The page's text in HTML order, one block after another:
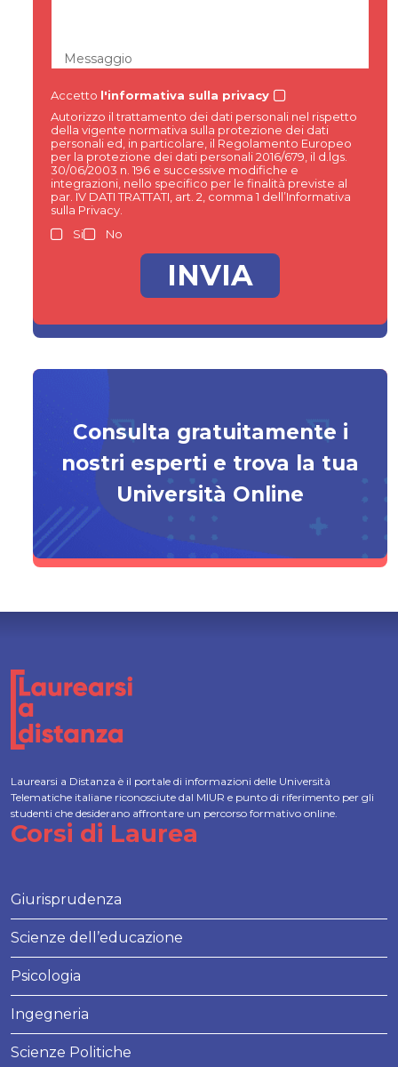
Messaggio
Accetto l'informativa sulla privacy
Autorizzo il trattamento dei dati personali nel rispetto
della vigente normativa sulla protezione dei dati
personali ed, in particolare, il Regolamento Europeo
per la protezione dei dati personali 2016/679, il d.lgs.
30/06/2003 n. 196 e successive modifiche e
integrazioni, nello specifico per le finalità previste al
par. IV DATI TRATTATI, art. 2, comma 1 dell’Informativa
sulla Privacy.
Si
No
Consulta gratuitamente i
nostri esperti e trova la tua
Università Online
Laurearsi a Distanza è il portale di informazioni delle Università
Telematiche italiane riconosciute dal MIUR e punto di riferimento per gli
studenti che desiderano affrontare un percorso formativo online.
Corsi di Laurea
Giurisprudenza
Scienze dell’educazione
Psicologia
Ingegneria
Scienze Politiche